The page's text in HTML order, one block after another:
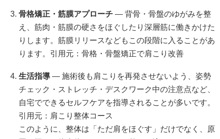
骨格矯正・筋膜アプローチ — 背骨・骨盤のゆがみを整
え、筋肉・筋膜の硬さをほぐしたり深層筋に働きかけた
りします。筋膜リリースなどもこの段階に入ることがあ
ります。引用元： 骨格・骨盤矯正で肩こり改善
生活指導 — 施術後も肩こりを再発させないよう、姿勢
チェック・ストレッチ・デスクワーク中の注意点など、
自宅でできるセルフケアを指導されることが多いです。
引用元： 肩こり整体コース
このように、整体は「ただ肩をほぐす」だけでなく、原